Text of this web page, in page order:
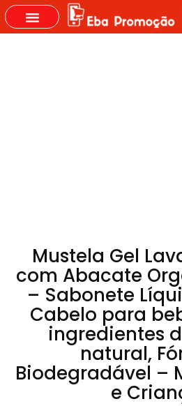
Mustela Gel
com Abacate
– Sabonete
Cabelo para
ingredientes
natural,
Biodegradável –
e